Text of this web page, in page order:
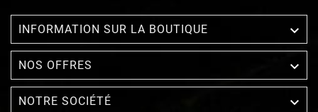
INFORMATION SUR LA BOUTIQUE 
NOS OFFRES 
NOTRE SOCIÉTÉ 